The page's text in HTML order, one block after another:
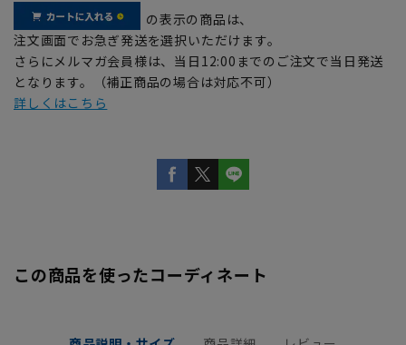
の表示の商品は、
注文画面でお急ぎ発送を選択いただけます。
さらにメルマガ会員様は、当日12:00までのご注文で当日発送
となります。（補正商品の場合は対応不可）
詳しくはこちら
この商品を使ったコーディネート